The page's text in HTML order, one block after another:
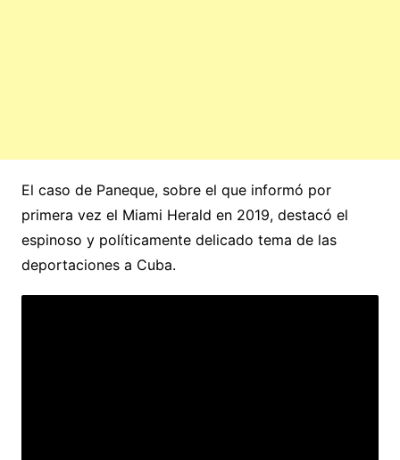
El caso de Paneque, sobre el que informó por
primera vez el Miami Herald en 2019, destacó el
espinoso y políticamente delicado tema de las
deportaciones a Cuba.